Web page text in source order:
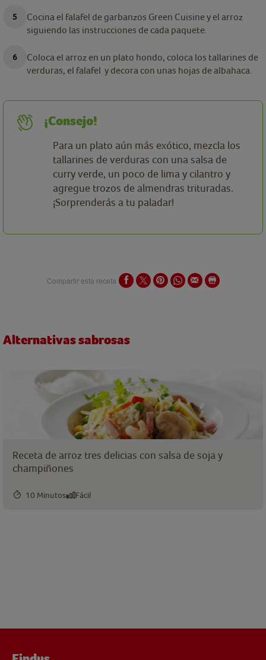
Cocina el falafel de garbanzos Green Cuisine y el arroz
siguiendo las instrucciones de cada paquete.
Coloca el arroz en un plato hondo, coloca los tallarines de
verduras, el falafel y decora con unas hojas de albahaca.
¡Consejo!
Para un plato aún más exótico, mezcla los
tallarines de verduras con una salsa de
curry verde, un poco de lima y cilantro y
agregue trozos de almendras trituradas.
¡Sorprenderás a tu paladar!
Compartir esta receta
Alternativas sabrosas
Receta de arroz tres delicias con salsa de soja y
champiñones
10 Minutos Fácil